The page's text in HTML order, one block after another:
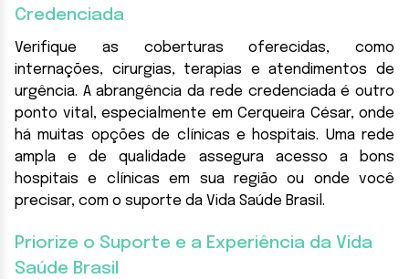
Credenciada
Verifique as coberturas oferecidas, como
internações, cirurgias, terapias e atendimentos de
urgência. A abrangência da rede credenciada é outro
ponto vital, especialmente em Cerqueira César, onde
há muitas opções de clínicas e hospitais. Uma rede
ampla e de qualidade assegura acesso a bons
hospitais e clínicas em sua região ou onde você
precisar, com o suporte da Vida Saúde Brasil.
Priorize o Suporte e a Experiência da Vida
Saúde Brasil